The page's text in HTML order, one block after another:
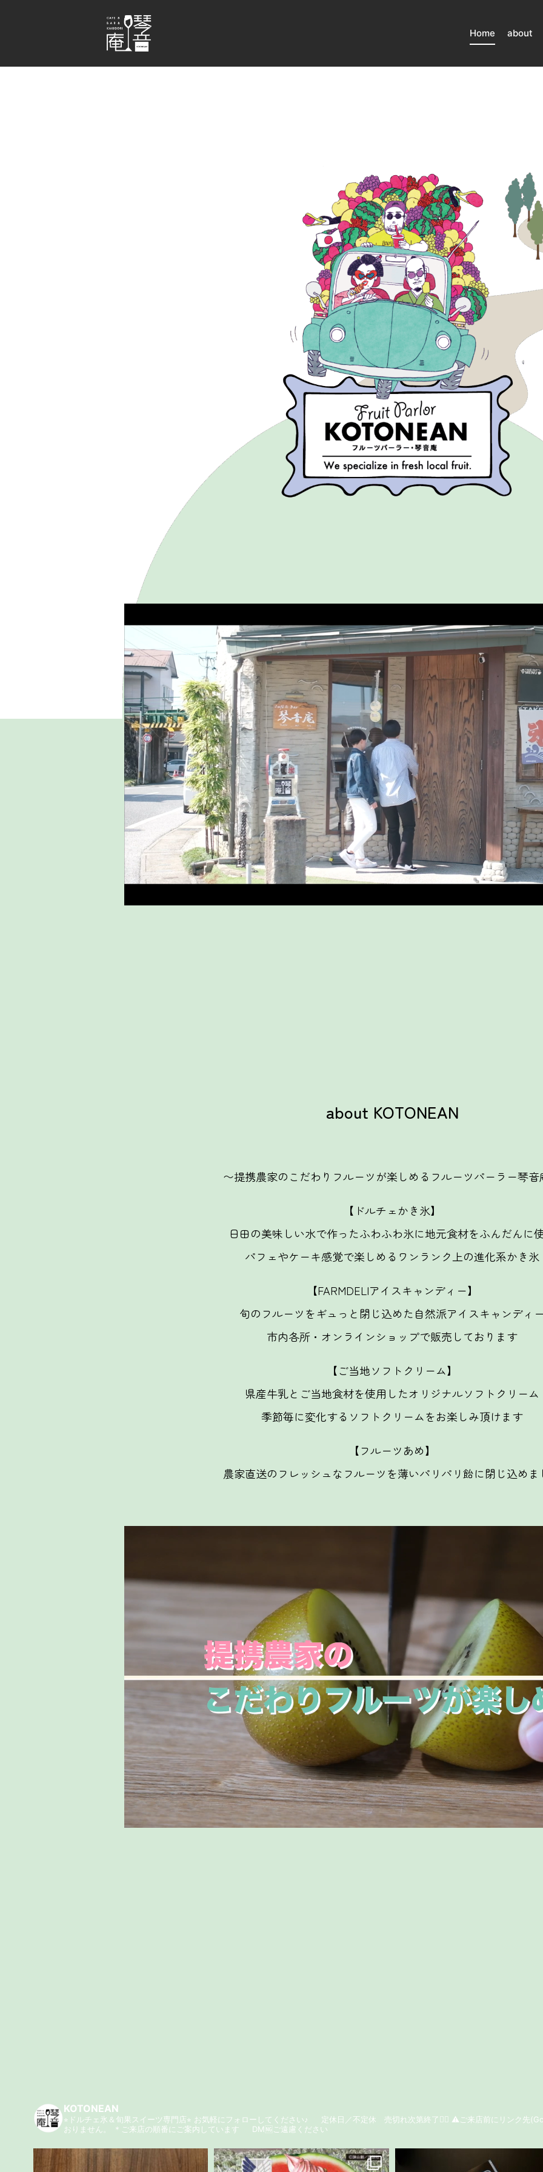
Home about
about KOTONEAN
〜提携農家のこだわりフルーツが楽しめるフルーツパーラー琴音
【ドルチェかき氷】
日田の美味しい水で作ったふわふわ氷に地元食材をふんだんに
パフェやケーキ感覚で楽しめるワンランク上の進化系かき氷
【FARMDELIアイスキャンディー】
旬のフルーツをギュっと閉じ込めた自然派アイスキャンディ
市内各所・オンラインショップで販売しております
【ご当地ソフトクリーム】
県産牛乳とご当地食材を使用したオリジナルソフトクリーム
季節毎に変化するソフトクリームをお楽しみ頂けます
【フルーツあめ】
農家直送のフレッシュなフルーツを薄いパリパリ飴に閉じ込めま
KOTONEAN
⭐︎ドルチェ氷＆旬果スイーツ専門店⭐︎ お気軽にフォローしてください♪ 定休日／不定休 売切れ次第終了🙇‍♂️ ⚠️ご来店前にリンク先
おりません。
＊ご来店の順番にご案内しています DM🆖ご遠慮ください